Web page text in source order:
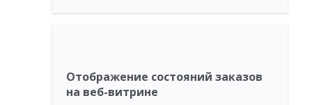
Отображение состояний заказов
на веб-витрине